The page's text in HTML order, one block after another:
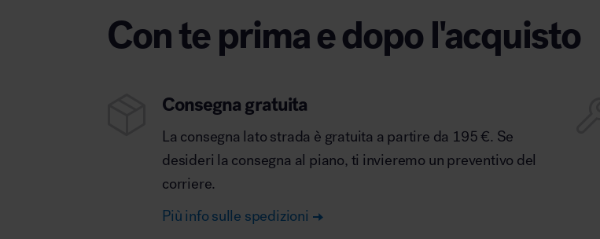
Con te prima e dopo l'acquisto
Consegna gratuita
La consegna lato strada è gratuita a partire da 195 €. Se
desideri la consegna al piano, ti invieremo un preventivo del
corriere.
Più info sulle spedizioni